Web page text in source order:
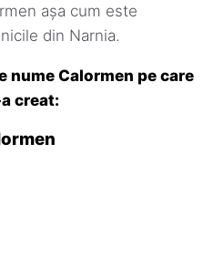
așa cum este
din Narnia.
nume Calormen pe care
creat: